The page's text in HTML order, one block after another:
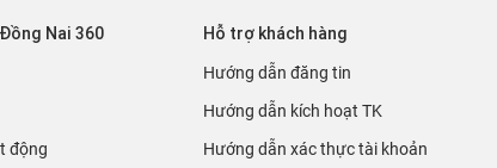
Nai 360
động
Hỗ trợ khách hàng
Hướng dẫn đăng tin
Hướng dẫn kích hoạt TK
Hướng dẫn xác thực tài khoản